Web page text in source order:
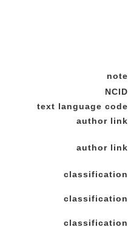
note
NCID
text language code
author link
author link
classification
classification
classification